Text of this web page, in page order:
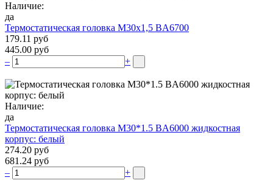
Наличие:
да
Термостатическая головка М30х1,5 BA6700
179.11 руб
445.00 руб
–
+
Наличие:
да
Термостатическая головка M30*1.5 BA6000 жидкостная
корпус: белый
274.20 руб
681.24 руб
–
+